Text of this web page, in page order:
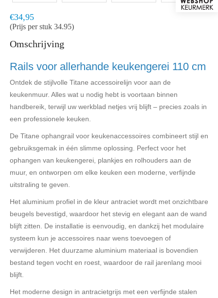
Snel in huis, 1 á 2 werkdagen
€34,95
(Prijs per stuk 34.95)
Omschrijving
Rails voor allerhande keukengerei 110 cm
Ontdek de stijlvolle Titane accessoirelijn voor aan de
keukenmuur. Alles wat u nodig hebt is voortaan binnen
handbereik, terwijl uw werkblad netjes vrij blijft – precies zoals in
een professionele keuken.
De Titane ophangrail voor keukenaccessoires combineert stijl en
gebruiksgemak in één slimme oplossing. Perfect voor het
ophangen van keukengerei, plankjes en rolhouders aan de
muur, en ontworpen om elke keuken een moderne, verfijnde
uitstraling te geven.
Het aluminium profiel in de kleur antraciet wordt met onzichtbare
beugels bevestigd, waardoor het stevig en elegant aan de wand
blijft zitten. De installatie is eenvoudig, en dankzij het modulaire
systeem kun je accessoires naar wens toevoegen of
verwijderen. Het duurzame aluminium materiaal is bovendien
bestand tegen vocht en roest, waardoor de rail jarenlang mooi
blijft.
Het moderne design in antracietgrijs met een verfijnde stalen